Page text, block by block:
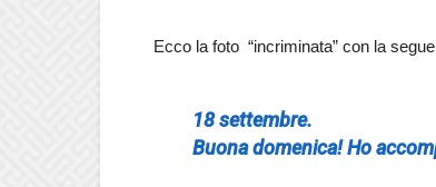
Ecco la foto “incriminata” con la
18 settembre.
Buona domenica! Ho